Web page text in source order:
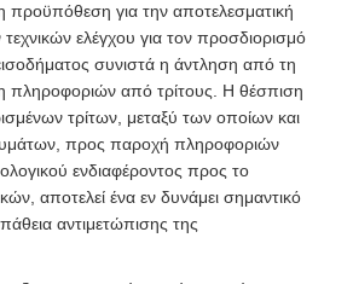
για την αποτελεσματική
ελέγχου για τον προσδιορισμό
συνιστά η άντληση από τη
πληροφοριών από τρίτους. Η θέσπιση
τρίτων, μεταξύ των οποίων και
προς παροχή πληροφοριών
ενδιαφέροντος προς το
αποτελεί ένα εν δυνάμει σημαντικό
αντιμετώπισης της